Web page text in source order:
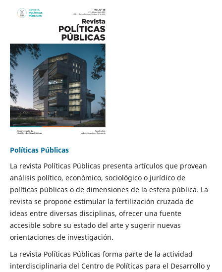
Políticas Públicas
La revista Políticas Públicas presenta artículos que provean
análisis político, económico, sociológico o jurídico de
políticas públicas o de dimensiones de la esfera pública. La
revista se propone estimular la fertilización cruzada de
ideas entre diversas disciplinas, ofrecer una fuente
accesible sobre su estado del arte y sugerir nuevas
orientaciones de investigación.
La revista Políticas Públicas forma parte de la actividad
interdisciplinaria del Centro de Políticas para el Desarrollo y